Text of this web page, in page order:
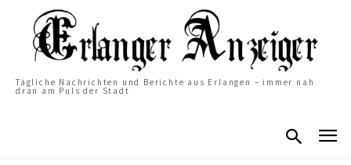
Tägliche Nachrichten und Berichte aus Erlangen – immer nah
dran am Puls der Stadt